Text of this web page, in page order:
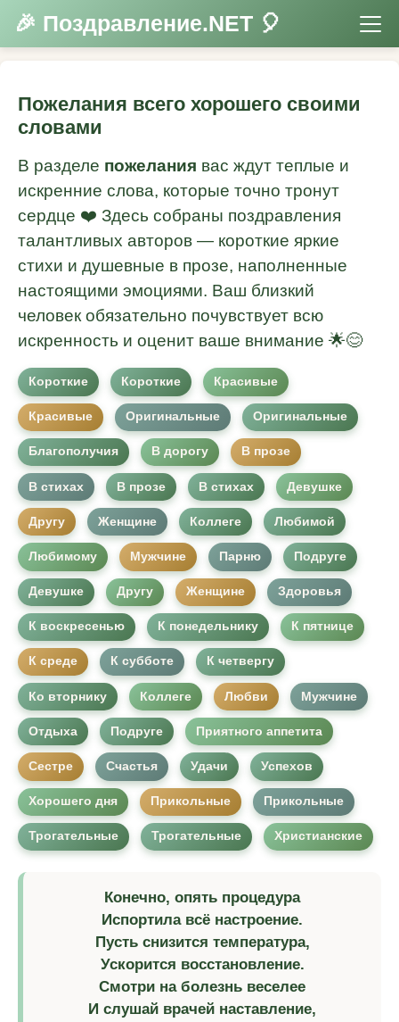
🎉 Поздравление.NET 🎈
Пожелания всего хорошего своими
словами
В разделе пожелания вас ждут теплые и
искренние слова, которые точно тронут
сердце ❤️ Здесь собраны поздравления
талантливых авторов — короткие яркие
стихи и душевные в прозе, наполненные
настоящими эмоциями. Ваш близкий
человек обязательно почувствует всю
искренность и оценит ваше внимание 🌟😊
Короткие Короткие Красивые
Красивые Оригинальные Оригинальные
Благополучия В дорогу В прозе
В стихах В прозе В стихах Девушке
Другу Женщине Коллеге Любимой
Любимому Мужчине Парню Подруге
Девушке Другу Женщине Здоровья
К воскресенью К понедельнику К пятнице
К среде К субботе К четвергу
Ко вторнику Коллеге Любви Мужчине
Отдыха Подруге Приятного аппетита
Сестре Счастья Удачи Успехов
Хорошего дня Прикольные Прикольные
Трогательные Трогательные Христианские
Конечно, опять процедура
Испортила всё настроение.
Пусть снизится температура,
Ускорится восстановление.
Смотри на болезнь веселее
И слушай врачей наставление,